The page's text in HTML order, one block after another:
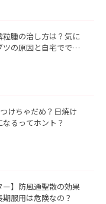
粒腫の治し方は？気に
ツの原因と自宅ででき
けちゃだめ？日焼け
るってホント？
ー】防風通聖散の効果
服用は危険なの？